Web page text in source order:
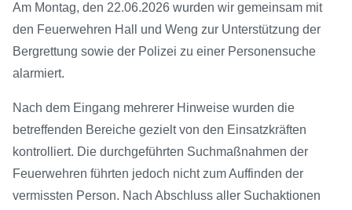
Am Montag, den 22.06.2026 wurden wir gemeinsam mit
den Feuerwehren Hall und Weng zur Unterstützung der
Bergrettung sowie der Polizei zu einer Personensuche
alarmiert.
Nach dem Eingang mehrerer Hinweise wurden die
betreffenden Bereiche gezielt von den Einsatzkräften
kontrolliert. Die durchgeführten Suchmaßnahmen der
Feuerwehren führten jedoch nicht zum Auffinden der
vermissten Person. Nach Abschluss aller Suchaktionen